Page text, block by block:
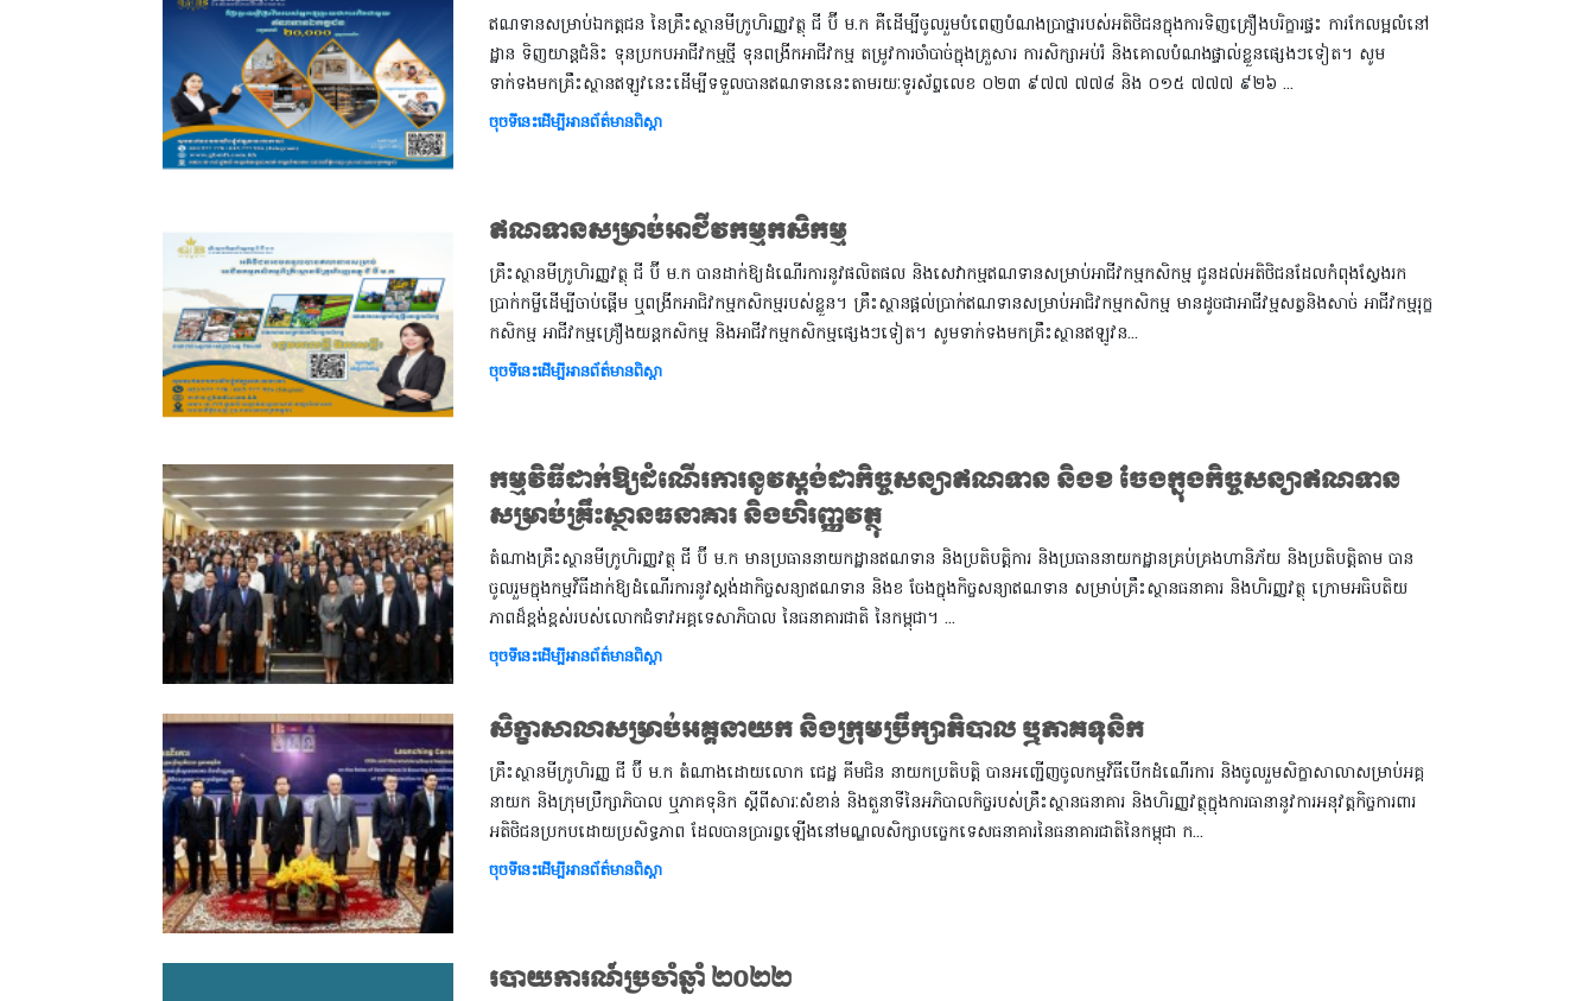
ឥណទានសម្រាប់ឯកត្តជន នៃគ្រឹះស្ថានមីក្រូហិរញ្ញវត្ថុ ជី ប៊ី ម.ក គឺដើម្បីចូលរួមបំពេញបំណងប្រាថ្នារបស់អតិថិជនក្នុងការទិញគ្រឿងបរិក្ខារផ្ទះ ការកែលម្អលំនៅ
ដ្ឋាន ទិញយាន្តជំនិះ ទុនប្រកបអាជីវកម្មថ្មី ទុនពង្រីកអាជីវកម្ម តម្រូវការចាំបាច់ក្នុងគ្រួសារ ការសិក្សាអប់រំ និងគោលបំណងផ្ទាល់ខ្លួនផ្សេងៗទៀត។ សូម
ទាក់ទងមកគ្រឹះស្ថានឥឡូវនេះដើម្បីទទួលបានឥណទាននេះតាមរយៈទូរស័ព្ទលេខ ០២៣ ៩៧៧ ៧៧៨ និង ០១៥ ៧៧៧ ៩២៦ ...
ចុចទីនេះដើម្បីអានព័ត៌មានពិស្តា
ឥណទានសម្រាប់អាជីវកម្មកសិកម្ម
គ្រឹះស្ថានមីក្រូហិរញ្ញវត្ថុ ជី ប៊ី​ ម.ក បានដាក់ឱ្យដំណើរការនូវផលិតផល និងសេវាកម្មឥណទានសម្រាប់អាជីវកម្មកសិកម្ម ជូនដល់អតិថិជនដែលកំពុងស្វែងរក
ប្រាក់កម្ចីដើម្បីចាប់ផ្តើម ឬពង្រីក​អាជិវកម្មកសិកម្មរបស់ខ្លួន។ គ្រឹះស្ថានផ្តល់ប្រាក់ឥណទានសម្រាប់អាជិវកម្មកសិកម្ម មានដូចជាអាជីវម្មសត្វនិងសាច់ អាជីវកម្មរុក្ខ
កសិកម្ម អាជីវកម្មគ្រឿងយន្តកសិកម្ម និងអាជីវកម្មកសិកម្មផ្សេងៗទៀត។ សូមទាក់ទងមកគ្រឹះស្ថានឥឡូវន...
ចុចទីនេះដើម្បីអានព័ត៌មានពិស្តា
កម្មវិធីដាក់ឱ្យដំណើរការនូវស្តង់ដាកិច្ចសន្យាឥណទាន និងខ ចែងក្នុងកិច្ចសន្យាឥណទាន
សម្រាប់គ្រឹះស្ថានធនាគារ និងហិរញ្ញវត្ថុ
តំណាងគ្រឹះស្ថានមីក្រូហិរញ្ញវត្ថុ ជី ប៊ី ម.ក មានប្រធាននាយកដ្ឋានឥណទាន និងប្រតិបត្តិការ និងប្រធាននាយកដ្ឋានគ្រប់គ្រងហានិភ័យ និងប្រតិបត្តិតាម បាន
ចូលរួមក្នុងកម្មវិធីដាក់ឱ្យដំណើរការនូវស្តង់ដាកិច្ចសន្យាឥណទាន និងខ ចែងក្នុងកិច្ចសន្យាឥណទាន សម្រាប់គ្រឹះស្ថានធនាគារ និងហិរញ្ញវត្ថុ ក្រោមអធិបតិយ
ភាពដ៏ខ្ពង់ខ្ពស់របស់លោកជំទាវអគ្គទេសាភិបាល នៃធនាគារជាតិ នៃកម្ពុជា។ ...
ចុចទីនេះដើម្បីអានព័ត៌មានពិស្តា
សិក្ខាសាលាសម្រាប់អគ្គនាយក និងក្រុមប្រឹក្សាភិបាល ឬភាគទុនិក
គ្រឹះស្ថានមីក្រូហិរញ្ញ ជី ប៊ី ម.ក តំណាងដោយលោក ជេដ្ឋ គីមជិន នាយកប្រតិបត្តិ បានអញ្ជើញចូលកម្មវិធីបើកដំណើរការ និងចូលរួមសិក្ខាសាលាសម្រាប់អគ្គ
នាយក និងក្រុមប្រឹក្សាភិបាល ឬភាគទុនិក ស្តីពីសារៈសំខាន់ និងតួនាទីនៃអភិបាលកិច្ចរបស់គ្រឹះស្ថានធនាគារ និងហិរញ្ញវត្ថុក្នុងការធានានូវការអនុវត្តកិច្ចការពារ
អតិថិជនប្រកបដោយប្រសិទ្ធភាព ដែលបានប្រារព្វឡើងនៅមណ្ឌលសិក្សាបច្ចេកទេសធនាគារនៃធនាគារជាតិនៃកម្ពុជា ក...
ចុចទីនេះដើម្បីអានព័ត៌មានពិស្តា
របាយការណ៍ប្រចាំឆ្នាំ ២០២២